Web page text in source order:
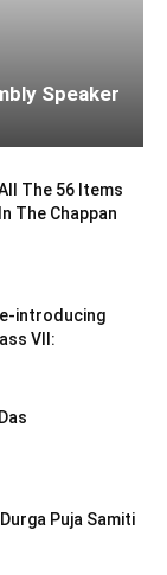
Speaker
The 56 Items
The Chappan
introducing
VII:
Puja Samiti